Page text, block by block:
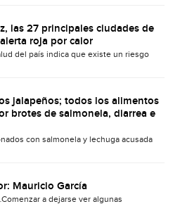
las 27 principales ciudades de
roja por calor
del país indica que existe un riesgo
jalapeños; todos los alimentos
brotes de salmonela, diarrea e
con salmonela y lechuga acusada
Mauricio García
a dejarse ver algunas